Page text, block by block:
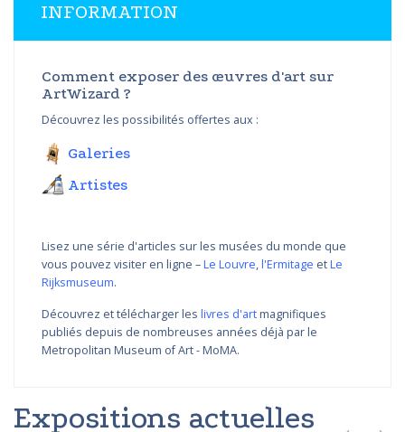
INFORMATION
Comment exposer des œuvres d'art sur
ArtWizard ?
Découvrez les possibilités offertes aux :
Galeries
Artistes
Lisez une série d'articles sur les musées du monde que
vous pouvez visiter en ligne –Le Louvre,l'Ermitage etLe
Rijksmuseum.
Découvrez et télécharger les livres d'artmagnifiques
publiés depuis de nombreuses années déjà par le
Metropolitan Museum of Art - MoMA.
Expositions actuelles